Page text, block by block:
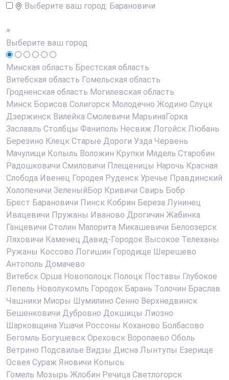
Выберите ваш город: Барановичи
×
Выберите ваш город
Минская область Брестская область
Витебская область Гомельская область
Гродненская область Могилевская область
Минск Борисов Солигорск Молодечно Жодино Слуцк
Дзержинск Вилейка Смолевичи МарьинаГорка
Заславль Столбцы Фаниполь Несвиж Логойск Любань
Березино Клецк Старые Дороги Узда Червень
Мачулищи Копыль Воложин Крупки Мядель Старобин
Радошковичи Смиловичи Плещеницы Нарочь Красная
Слобода Ивенец Городея Руденск Уречье Правдинский
Холопеничи ЗеленыйБор Кривичи Свирь Бобр
Брест Барановичи Пинск Кобрин Береза Лунинец
Ивацевичи Пружаны Иваново Дрогичин Жабинка
Ганцевичи Столин Малорита Микашевичи Белоозерск
Ляховичи Каменец Давид-Городок Высокое Телеханы
Ружаны Коссово Логишин Городище Шерешево
Антополь Домачево
Витебск Орша Новополоцк Полоцк Поставы Глубокое
Лепель Новолукомль Городок Барань Толочин Браслав
Чашники Миоры Шумилино Сенно Верхнедвинск
Бешенковичи Дубровно Докшицы Лиозно
Шарковщина Ушачи Россоны Коханово Болбасово
Бегомль Богушевск Ореховск Воропаево Оболь
Ветрино Подсвилье Видзы Дисна Лынтупы Езерище
Освея Сураж Яновичи Копысь
Гомель Мозырь Жлобин Речица Светлогорск